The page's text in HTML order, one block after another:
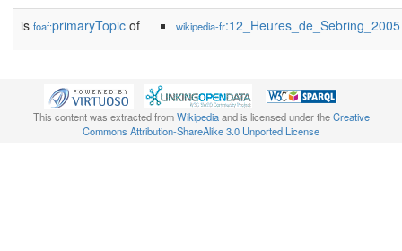
is foaf:primaryTopic of wikipedia-fr:12_Heures_de_Sebring_2005
This content was extracted fromWikipediaand is licensed under theCreative
Commons Attribution-ShareAlike 3.0 Unported License